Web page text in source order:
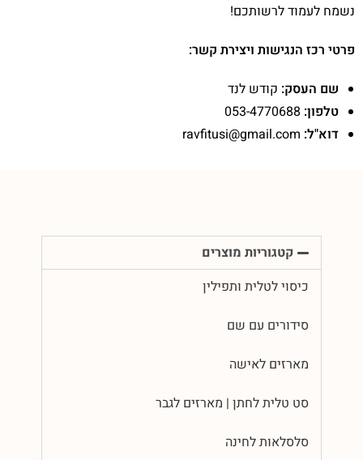
נשמח לעמוד לרשותכם!
פרטי רכז הנגישות ויצירת קשר:
שם העסק: קודש לנד
טלפון:
דוא"ל:
קטגוריות מוצרים
כיסוי לטלית ותפילין
סידורים עם שם
מארזים לאישה
סט טלית לחתן | מארזים לגבר
סלסלאות לחינה